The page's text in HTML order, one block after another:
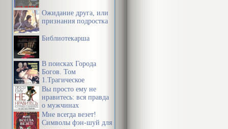
Ожидание друга, или
признания подростка
Библиотекарша
В поисках Города
Богов. Том
1.Трагическое
послание древних.
Вы просто ему не
нравитесь: вся правда
о мужчинах
Мне всегда везет!
Символы фэн-шуй для